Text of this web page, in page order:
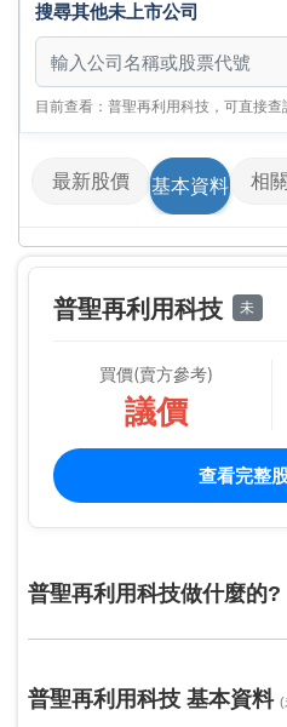
搜尋其他未上市公司
搜尋其他未上市公司
目前查看：普聖再利用科技，可直接
最新股價 基本資料 相
普聖再利用科技 未
買價(賣方參考)
議價
查看完整
普聖再利用科技做什麼的?
普聖再利用科技 基本資料 (